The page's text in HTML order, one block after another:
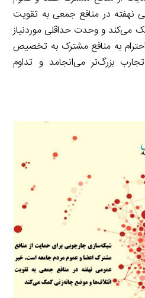
نهفته در منافع جمعی به تقویت
می‌کند و وحدت حداقلی موردنیاز
به منافع مشترک به تخصیص
بزرگ‌‌تر می‌انجامد و تداوم